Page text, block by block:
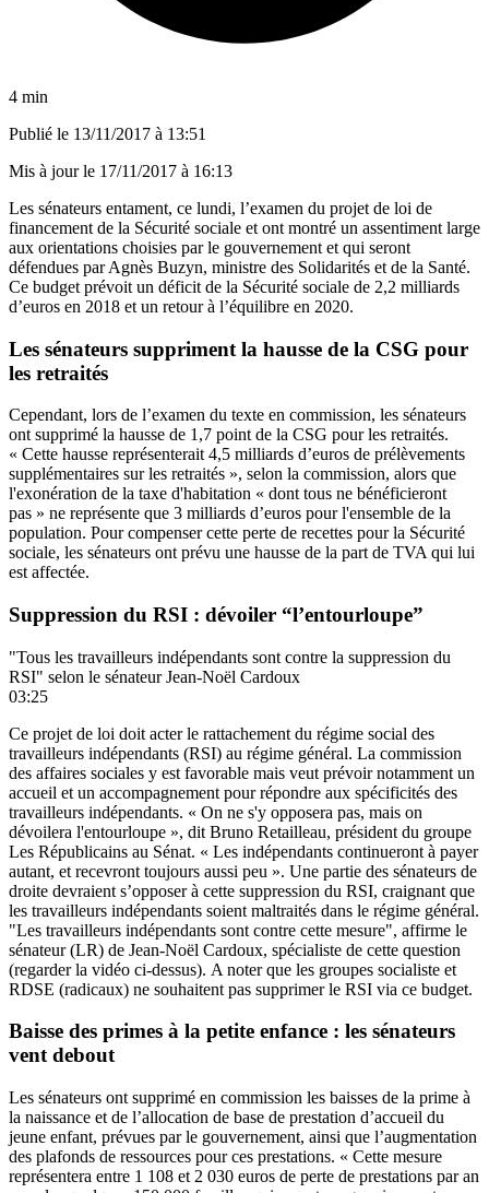
4 min
Publié le 13/11/2017 à 13:51
Mis à jour le 17/11/2017 à 16:13
Les sénateurs entament, ce lundi, l’examen du projet de loi de
financement de la Sécurité sociale et ont montré un assentiment large
aux orientations choisies par le gouvernement et qui seront
défendues par Agnès Buzyn, ministre des Solidarités et de la Santé.
Ce budget prévoit un déficit de la Sécurité sociale de 2,2 milliards
d’euros en 2018 et un retour à l’équilibre en 2020.
Les sénateurs suppriment la hausse de la CSG pour
les retraités
Cependant, lors de l’examen du texte en commission, les sénateurs
ont supprimé la hausse de 1,7 point de la CSG pour les retraités.
« Cette hausse représenterait 4,5 milliards d’euros de prélèvements
supplémentaires sur les retraités », selon la commission, alors que
l'exonération de la taxe d'habitation « dont tous ne bénéficieront
pas » ne représente que 3 milliards d’euros pour l'ensemble de la
population. Pour compenser cette perte de recettes pour la Sécurité
sociale, les sénateurs ont prévu une hausse de la part de TVA qui lui
est affectée.
Suppression du RSI : dévoiler “l’entourloupe”
"Tous les travailleurs indépendants sont contre la suppression du
RSI" selon le sénateur Jean-Noël Cardoux
03:25
Ce projet de loi doit acter le rattachement du régime social des
travailleurs indépendants (RSI) au régime général. La commission
des affaires sociales y est favorable mais veut prévoir notamment un
accueil et un accompagnement pour répondre aux spécificités des
travailleurs indépendants. « On ne s'y opposera pas, mais on
dévoilera l'entourloupe », dit Bruno Retailleau, président du groupe
Les Républicains au Sénat. « Les indépendants continueront à payer
autant, et recevront toujours aussi peu ». Une partie des sénateurs de
droite devraient s’opposer à cette suppression du RSI, craignant que
les travailleurs indépendants soient maltraités dans le régime général.
"Les travailleurs indépendants sont contre cette mesure", affirme le
sénateur (LR) de Jean-Noël Cardoux, spécialiste de cette question
(regarder la vidéo ci-dessus). A noter que les groupes socialiste et
RDSE (radicaux) ne souhaitent pas supprimer le RSI via ce budget.
Baisse des primes à la petite enfance : les sénateurs
vent debout
Les sénateurs ont supprimé en commission les baisses de la prime à
la naissance et de l’allocation de base de prestation d’accueil du
jeune enfant, prévues par le gouvernement, ainsi que l’augmentation
des plafonds de ressources pour ces prestations. « Cette mesure
représentera entre 1 108 et 2 030 euros de perte de prestations par an